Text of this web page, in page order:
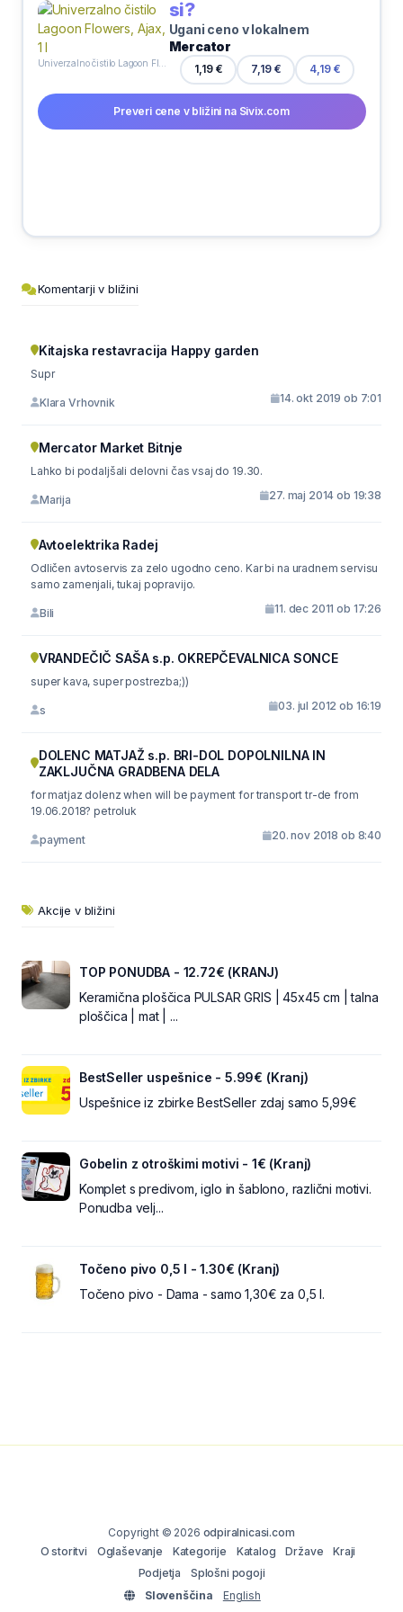
si?
Ugani ceno v lokalnem
Mercator
1,19 € 7,19 € 4,19 €
Preveri cene v bližini na Sivix.com
Komentarji v bližini
Kitajska restavracija Happy garden
Supr
Klara Vrhovnik 14. okt 2019 ob 7:01
Mercator Market Bitnje
Lahko bi podaljšali delovni čas vsaj do 19.30.
Marija 27. maj 2014 ob 19:38
Avtoelektrika Radej
Odličen avtoservis za zelo ugodno ceno. Kar bi na uradnem servisu
samo zamenjali, tukaj popravijo.
Bili 11. dec 2011 ob 17:26
VRANDEČIČ SAŠA s.p. OKREPČEVALNICA SONCE
super kava, super postrezba;))
s 03. jul 2012 ob 16:19
DOLENC MATJAŽ s.p. BRI-DOL DOPOLNILNA IN
ZAKLJUČNA GRADBENA DELA
for matjaz dolenz when will be payment for transport tr-de from
19.06.2018? petroluk
payment 20. nov 2018 ob 8:40
Akcije v bližini
TOP PONUDBA - 12.72€ (KRANJ)
Keramična ploščica PULSAR GRIS | 45x45 cm | talna
ploščica | mat | ...
BestSeller uspešnice - 5.99€ (Kranj)
Uspešnice iz zbirke BestSeller zdaj samo 5,99€
Gobelin z otroškimi motivi - 1€ (Kranj)
Komplet s predivom, iglo in šablono, različni motivi.
Ponudba velj...
Točeno pivo 0,5 l - 1.30€ (Kranj)
Točeno pivo - Dama - samo 1,30€ za 0,5 l.
Copyright © 2026 odpiralnicasi.com
O storitvi
Oglaševanje Kategorije Katalog Države
Kraji
Podjetja
Splošni pogoji
Slovenščina
English